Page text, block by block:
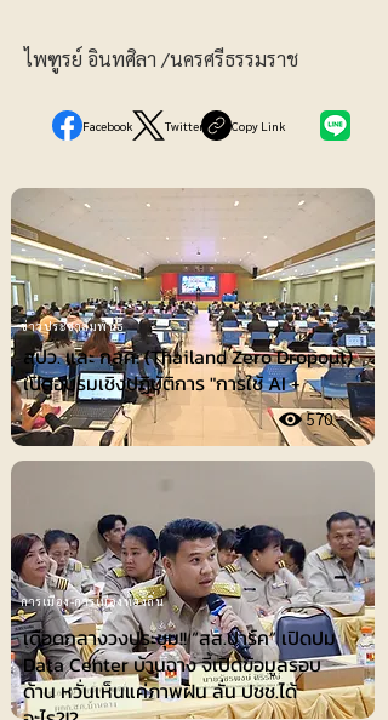
ไพฑูรย์ อินทศิลา /นครศรีธรรมราช
Facebook Twitter Copy Link
ข่าวประชาสัมพันธ์
สปว. และ กสศ. (Thailand Zero Dropout)
เปิดอบรมเชิงปฏิบัติการ "การใช้ AI +
570
เดือดกลางวงประชุม!! “สส.ปาร์ค” เปิดปม
Data Center บ้านฉาง จี้เปิดข้อมูลรอบ
ด้าน หวั่นเห็นแค่ภาพฝัน ลั่น ปชช.ได้
การเมือง-การเมืองท้องถิ่น